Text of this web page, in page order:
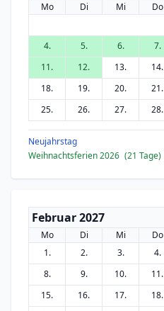
Mo Di Mi Do
4.
5. 6. 7.
11.
12. 13. 14.
18.
19. 20. 21.
25.
26. 27. 28.
Neujahrstag
Weihnachtsferien 2026 (21 Tage)
Februar 2027
Mo Di Mi Do
1.
2. 3. 4.
8.
9. 10. 11.
15.
16. 17. 18.